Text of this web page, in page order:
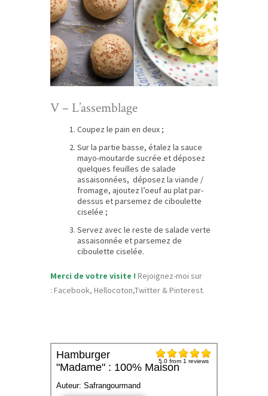
V – L’assemblage
Coupez le pain en deux ;
Sur la partie basse, étalez la sauce
mayo-moutarde sucrée et déposez
quelques feuilles de salade
assaisonnées, déposez la viande /
fromage, ajoutez l’oeuf au plat par-
dessus et parsemez de ciboulette
ciselée ;
Servez avec le reste de salade verte
assaisonnée et parsemez de
ciboulette ciselée.
Merci de votre visite ! Rejoignez-moi sur
: Facebook, Hellocoton,Twitter &Pinterest.
5.0from 1 reviews
Hamburger
"Madame" : 100% Maison
Auteur: Safrangourmand